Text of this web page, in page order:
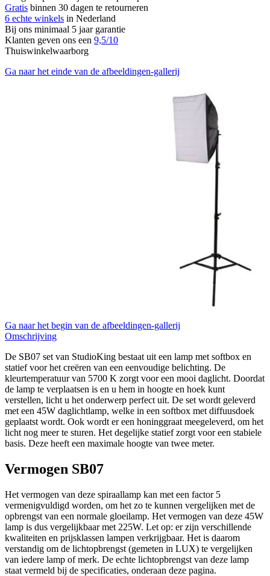
Gratis binnen 30 dagen te retourneren
6 echte winkels in Nederland
Bij ons minimaal 5 jaar garantie
Klanten geven ons een 9,5/10
Thuiswinkelwaarborg
Ga naar het einde van de afbeeldingen-gallerij
Ga naar het begin van de afbeeldingen-gallerij
Omschrijving
De SB07 set van StudioKing bestaat uit een lamp met softbox en
statief voor het creëren van een eenvoudige belichting. De
kleurtemperatuur van 5700 K zorgt voor een mooi daglicht. Doordat
de lamp te verplaatsen is en u hem in hoogte en hoek kunt
verstellen, licht u het onderwerp perfect uit. De set wordt geleverd
met een 45W daglichtlamp, welke in een softbox met diffuusdoek
geplaatst wordt. Ook wordt er een honinggraat meegeleverd, om het
licht nog meer te sturen. Het degelijke statief zorgt voor een stabiele
basis. Deze heeft een maximale hoogte van twee meter.
Vermogen SB07
Het vermogen van deze spiraallamp kan met een factor 5
vermenigvuldigd worden, om het zo te kunnen vergelijken met de
opbrengst van een normale gloeilamp. Het vermogen van deze 45W
lamp is dus vergelijkbaar met 225W. Let op: er zijn verschillende
kwaliteiten en prijsklassen lampen verkrijgbaar. Het is daarom
verstandig om de lichtopbrengst (gemeten in LUX) te vergelijken
van iedere lamp of merk. De echte lichtopbrengst van deze lamp
staat vermeld bij de specificaties, onderaan deze pagina.